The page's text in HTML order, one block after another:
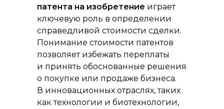
патента на изобретение играет
ключевую роль в определении
справедливой стоимости сделки.
Понимание стоимости патентов
позволяет избежать переплаты
и принять обоснованные решения
о покупке или продаже бизнеса.
В инновационных отраслях, таких
как технологии и биотехнологии,